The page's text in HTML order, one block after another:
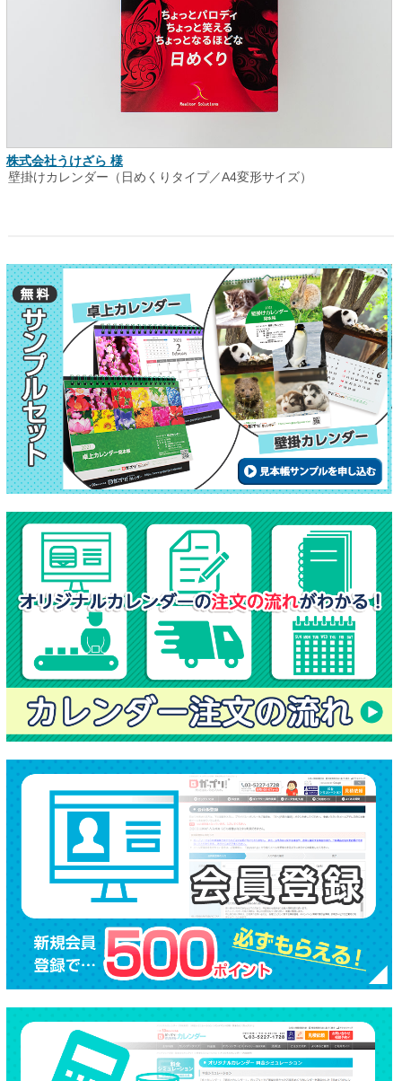
株式会社うけざら 様
壁掛けカレンダー（日めくりタイプ／A4変形サイズ）